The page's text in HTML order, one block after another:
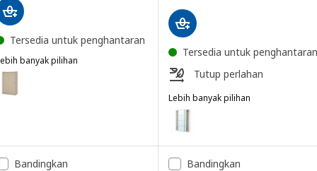
Tersedia untuk penghantaran
banyak pilihan
HAUGA, Almari pakaian berpintu gelangsar, kuning air,
Tersedia untuk penghantaran
Tutup perlahan
Lebih banyak pilihan
PAX / AULI
Pilihan: PAX / AULI, Almari
Bandingkan Bandingkan